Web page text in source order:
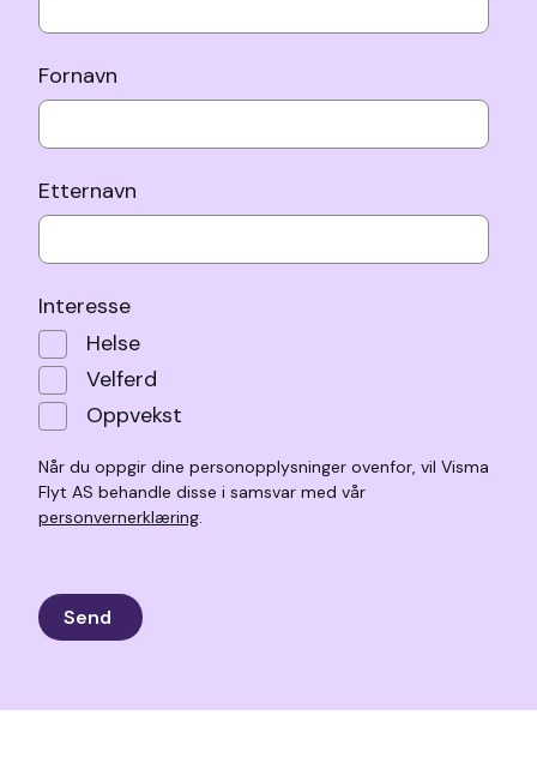
Fornavn
Etternavn
Interesse
Helse
Velferd
Oppvekst
Når du oppgir dine personopplysninger ovenfor, vil Visma
Flyt AS behandle disse i samsvar med vår
personvernerklæring.